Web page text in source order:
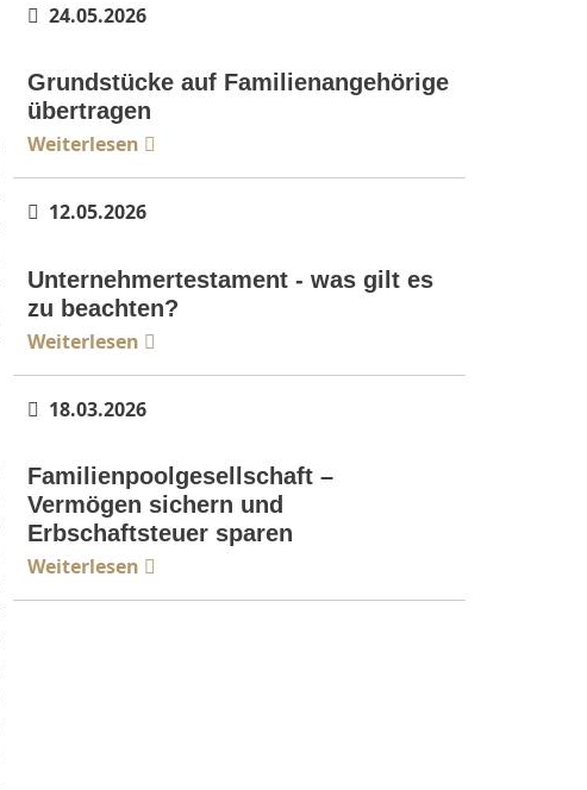
24.05.2026
Grundstücke auf Familienangehörige
übertragen
Weiterlesen
12.05.2026
Unternehmertestament - was gilt es
zu beachten?
Weiterlesen
18.03.2026
Familienpoolgesellschaft –
Vermögen sichern und
Erbschaftsteuer sparen
Weiterlesen